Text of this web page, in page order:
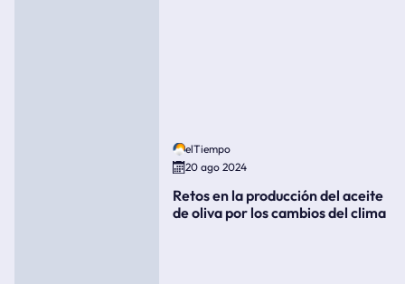
elTiempo
20 ago 2024
Retos en la producción del aceite
de oliva por los cambios del clima